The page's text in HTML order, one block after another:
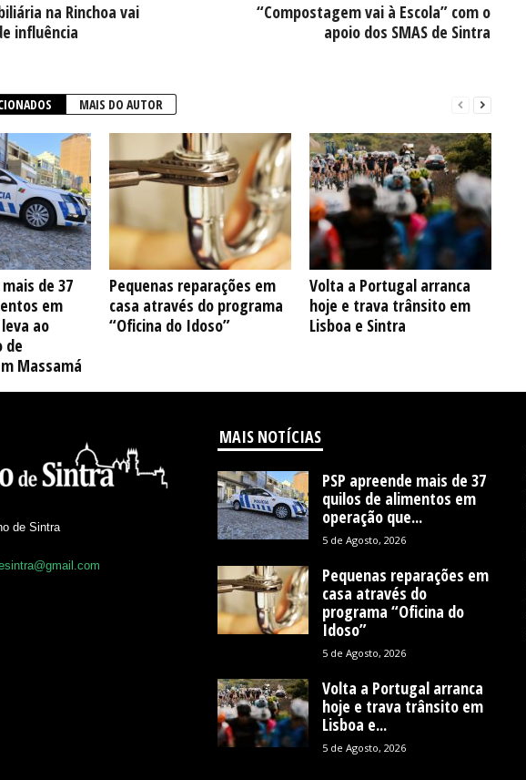
na Rinchoa vai
influência
“Compostagem vai à Escola” com o
apoio dos SMAS de Sintra
MAIS DO AUTOR
de 37
em
ao
de
Massamá
Pequenas reparações em
casa através do programa
“Oficina do Idoso”
Volta a Portugal arranca
hoje e trava trânsito em
Lisboa e Sintra
de Sintra
MAIS NOTÍCIAS
PSP apreende mais de 37
quilos de alimentos em
operação que...
5 de Agosto, 2026
Pequenas reparações em
casa através do
programa “Oficina do
Idoso”
5 de Agosto, 2026
Volta a Portugal arranca
hoje e trava trânsito em
Lisboa e...
5 de Agosto, 2026